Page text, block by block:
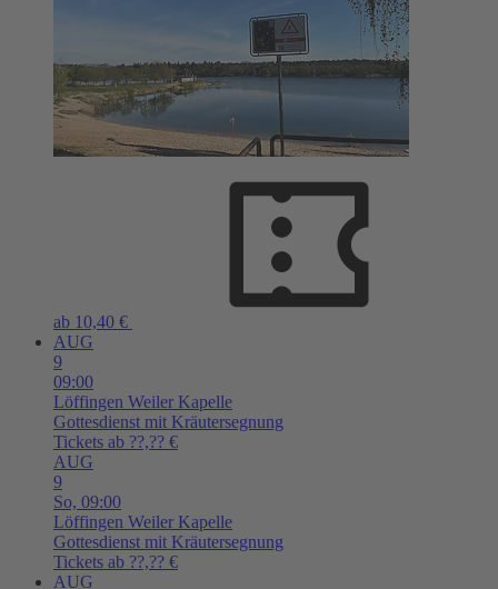
ab 10,40 €
AUG
9
09:00
Löffingen Weiler Kapelle
Gottesdienst mit Kräutersegnung
Tickets ab ??,?? €
AUG
9
So, 09:00
Löffingen Weiler Kapelle
Gottesdienst mit Kräutersegnung
Tickets ab ??,?? €
AUG